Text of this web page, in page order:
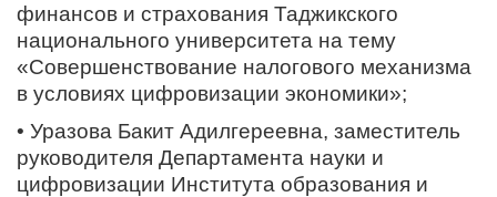
финансов и страхования Таджикского
национального университета на тему
«Совершенствование налогового механизма
в условиях цифровизации экономики»;
• Уразова Бакит Адилгереевна, заместитель
руководителя Департамента науки и
цифровизации Института образования и